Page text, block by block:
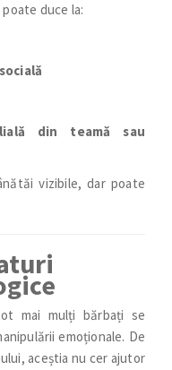
duce la:
din teamă sau
vizibile, dar poate
mai mulți bărbați se
emoționale. De
aceștia nu cer ajutor